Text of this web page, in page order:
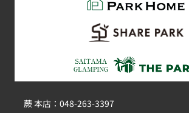
蕨 本店：048-263-3397